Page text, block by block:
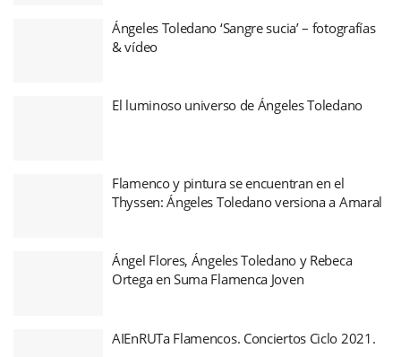
Ángeles Toledano ‘Sangre sucia’ – fotografías
& vídeo
El luminoso universo de Ángeles Toledano
Flamenco y pintura se encuentran en el
Thyssen: Ángeles Toledano versiona a Amaral
Ángel Flores, Ángeles Toledano y Rebeca
Ortega en Suma Flamenca Joven
AIEnRUTa Flamencos. Conciertos Ciclo 2021.